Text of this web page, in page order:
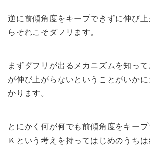
逆に前傾角度をキープできずに伸び
らそれこそダフリます。
まずダフリが出るメカニズムを知っ
が伸び上がらないということがいか
かります。
とにかく何が何でも前傾角度をキー
Ｋという考えを持ってはじめのうち